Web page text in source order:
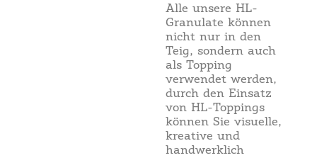
Alle unsere HL-
Granulate können
nicht nur in den
Teig, sondern auch
als Topping
verwendet werden,
durch den Einsatz
von HL-Toppings
können Sie visuelle,
kreative und
handwerklich